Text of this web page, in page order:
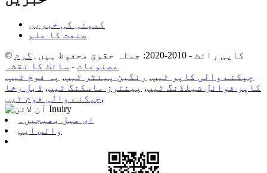
کمپنی کی خبریں
صنعت کا علم
© کاپی رائٹ - 2010-2020: جملہ حقوق محفوظ ہیں۔
گرم
مصنوعات - سائٹ کا نقشہ
چپکنے والی کاپر ٹیپ, رنگین پینٹر ٹیپ, پہ فوم ٹیپ,
کاپر فوائل شیلڈنگ ٹیپ, پینٹرز ماسکنگ ٹیپ, ڈبل رخا
چپکنے والی فوم ٹیپ,
ای میل بھیجیں۔
واٹس ایپ